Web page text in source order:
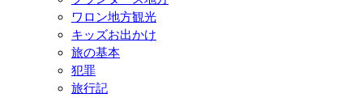
ワロン地方観光
キッズお出かけ
旅の基本
犯罪
旅行記